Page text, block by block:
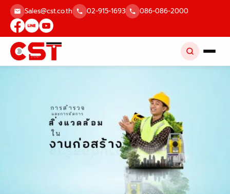
Skip
content
Sales@cst.co.th 02-915-1693 086-086-2000